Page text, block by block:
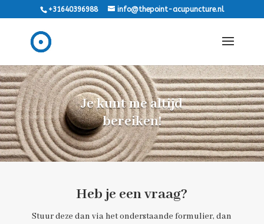
+31640396988 info@thepoint-acupuncture.nl
Je kunt me altijd
bereiken!
Heb je een vraag?
Stuur deze dan via het onderstaande formulier, dan